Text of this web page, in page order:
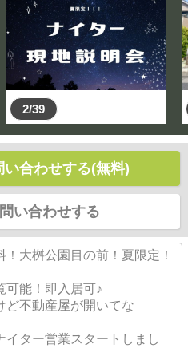
工事のご相談も承ります♪
宅街♪
約6分♪
約7分♪
歩約2分♪
約6分♪
22分♪
2/39
い合わせする(無料)
い合わせする
！大桝公園目の前！夏限定！
可能！即入居可♪
ど不動産屋が開いてな
イター営業スタートしまし